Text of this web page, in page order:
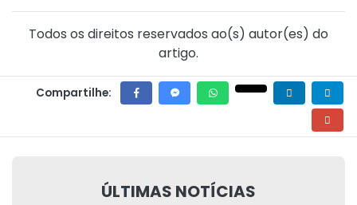
Todos os direitos reservados ao(s) autor(es) do
artigo.
Compartilhe:
ÚLTIMAS NOTÍCIAS